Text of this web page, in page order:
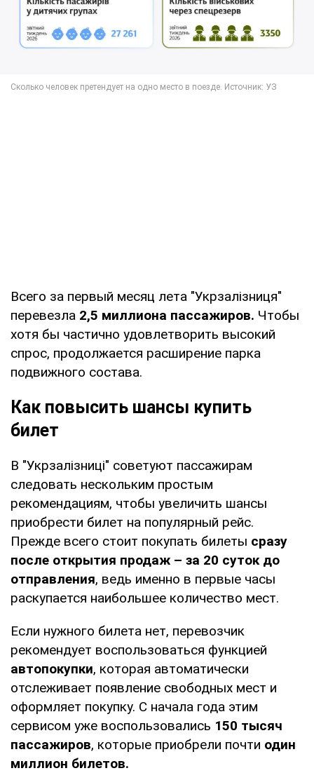
Всего за первый месяц лета "Укрзалізниця"
перевезла 2,5 миллиона пассажиров. Чтобы
хотя бы частично удовлетворить высокий
спрос, продолжается расширение парка
подвижного состава.
Как повысить шансы купить
билет
В "Укрзалізниці" советуют пассажирам
следовать нескольким простым
рекомендациям, чтобы увеличить шансы
приобрести билет на популярный рейс.
Прежде всего стоит покупать билеты сразу
после открытия продаж – за 20 суток до
отправления, ведь именно в первые часы
раскупается наибольшее количество мест.
Если нужного билета нет, перевозчик
рекомендует воспользоваться функцией
автопокупки, которая автоматически
отслеживает появление свободных мест и
оформляет покупку. С начала года этим
сервисом уже воспользовались 150 тысяч
пассажиров, которые приобрели почти один
миллион билетов.